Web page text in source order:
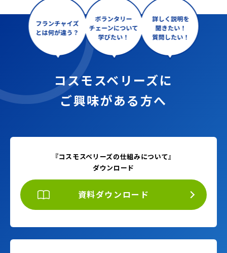
コスモスベリーズに
ご興味がある方へ
『コスモスベリーズの仕組みについて』
ダウンロード
資料ダウンロード